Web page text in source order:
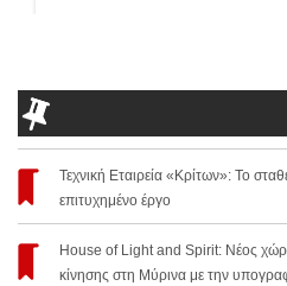
Τεχνική Εταιρεία «Κρίτων»: Το
επιτυχημένο έργο
House of Light and Spirit: Νέος
κίνησης στη Μύρινα με την